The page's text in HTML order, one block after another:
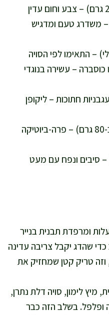
– משדרג טעם ומדגיש
כוסברה – עשירה בנוגדי
300 גרם עגבניות שרי או 2 עגבניות חתוכות – ליקופן
1 בצל סגול קטן פרוס דק (כ-80 גרם) – פרה-ביוטיקה
(כ-200 גרם) – סיבים ונפח עם מעט
תנור ל-200 מעלות ומרפדת תבנית בנייר
שהדג יקבל צריבה עדינה
וזה טריק קטן שמחזיק את
מיץ לימון, סויה דלת נתרן,
ופלפל. בשלב הזה כבר